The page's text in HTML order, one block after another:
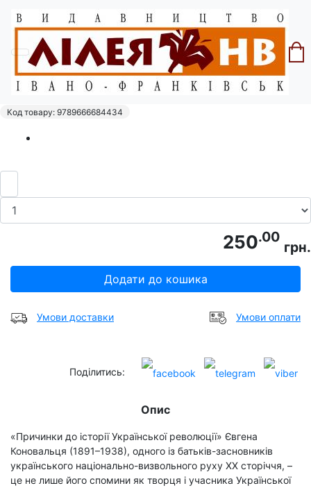
Головна Серія "Звитяжці"
Коновалець Є. №5 "Причинки до історії
української революції"
Код товару: 9789666684434
250.00
грн.
Додати до кошика
Умови доставки Умови оплати
Поділитись:
Опис
«Причинки до історії Української революції» Євгена
Коновальця (1891–1938), одного із батьків-засновників
українського національно-визвольного руху ХХ сторіччя, –
це не лише його спомини як творця і учасника Української